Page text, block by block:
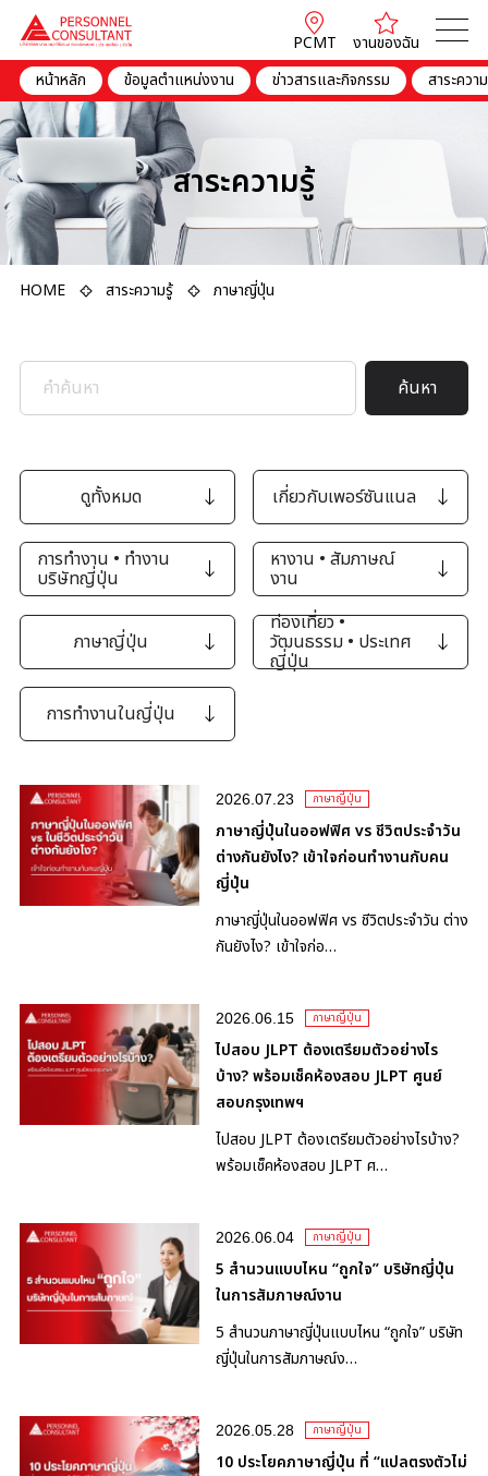
PCMT
งานของฉัน
หน้าหลัก
ข้อมูลตำแหน่งงาน ข่าวสารและกิจกรรม สาระควา
สาระความรู้
HOME สาระความรู้ ภาษาญี่ปุ่น
ค้นหา
ดูทั้งหมด เกี่ยวกับเพอร์ซันแนล
การทำงาน • ทำงาน
บริษัทญี่ปุ่น
หางาน • สัมภาษณ์
งาน
ภาษาญี่ปุ่น
ท่องเที่ยว •
วัฒนธรรม • ประเทศ
ญี่ปุ่น
การทำงานในญี่ปุ่น
2026.07.23 ภาษาญี่ปุ่น
ภาษาญี่ปุ่นในออฟฟิศ vs ชีวิตประจำวัน
ต่างกันยังไง? เข้าใจก่อนทำงานกับคน
ญี่ปุ่น
ภาษาญี่ปุ่นในออฟฟิศ vs ชีวิตประจำวัน ต่าง
กันยังไง? เข้าใจก่อ…
2026.06.15 ภาษาญี่ปุ่น
ไปสอบ JLPT ต้องเตรียมตัวอย่างไร
บ้าง? พร้อมเช็คห้องสอบ JLPT ศูนย์
สอบกรุงเทพฯ
ไปสอบ JLPT ต้องเตรียมตัวอย่างไรบ้าง?
พร้อมเช็คห้องสอบ JLPT ศ…
2026.06.04 ภาษาญี่ปุ่น
5 สำนวนแบบไหน “ถูกใจ” บริษัทญี่ปุ่น
ในการสัมภาษณ์งาน
5 สำนวนภาษาญี่ปุ่นแบบไหน “ถูกใจ” บริษัท
ญี่ปุ่นในการสัมภาษณ์ง…
2026.05.28 ภาษาญี่ปุ่น
10 ประโยคภาษาญี่ปุ่น ที่ “แปลตรงตัวไม่